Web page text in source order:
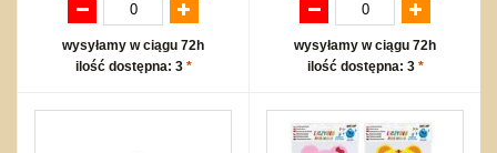
wysyłamy w ciągu 72h
ilość dostępna: 3 *
wysyłamy w ciągu 72h
ilość dostępna: 3 *